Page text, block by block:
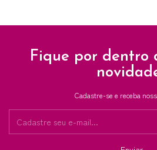
Fique por dentro
Cadastre-se e receba